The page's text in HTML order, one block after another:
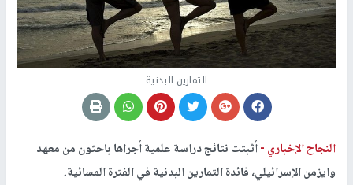
التمارين البدنية
النجاح الإخباري -أثبتت نتائج دراسة علمية أجراها باحثون من معهد
وايزمن الإسرائيلي، فائدة التمارين البدنية في الفترة المسائية.